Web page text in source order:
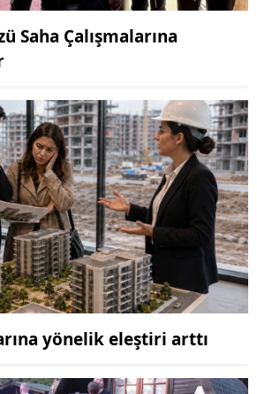
Saha Çalışmalarına
yönelik eleştiri arttı